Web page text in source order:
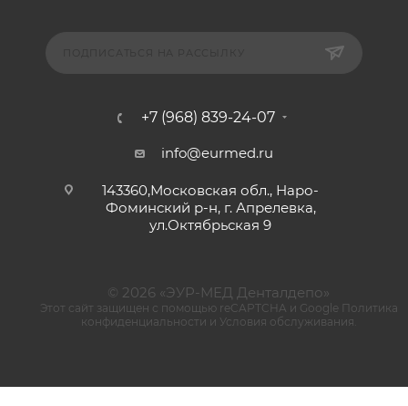
+7 (968) 839-24-07
info@eurmed.ru
143360,Московская обл., Наро-
Фоминский р-н, г. Апрелевка,
ул.Октябрьская 9
© 2026 «ЭУР-МЕД Денталдепо»
Этот сайт защищен с помощью reCAPTCHA и Google Политика
конфиденциальности и Условия обслуживания